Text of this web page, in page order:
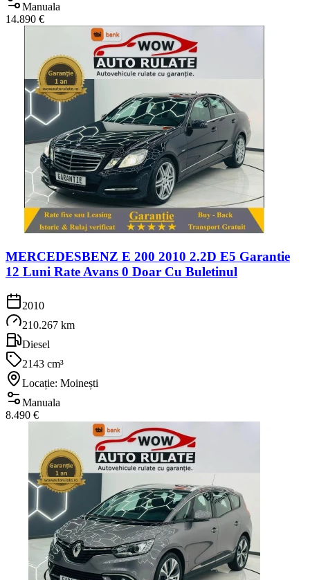
Manuala
14.890 €
MERCEDESBENZ E 200 2010 2.2D E5 Garantie
12 Luni Rate Avans 0 Doar Cu Buletinul
2010
210.267 km
Diesel
2143 cm³
Locație: Moinești
Manuala
8.490 €